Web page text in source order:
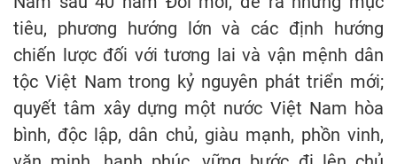
tiêu, phương hướng lớn và các định hướng
chiến lược đối với tương lai và vận mệnh dân
tộc Việt Nam trong kỷ nguyên phát triển mới;
quyết tâm xây dựng một nước Việt Nam hòa
bình, độc lập, dân chủ, giàu mạnh, phồn vinh,